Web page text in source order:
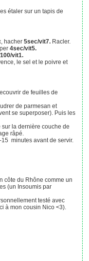
hacher5sec/vit7. Racler.
4sec/vit5.
vit1.
se superposer). Puis les
râpé.
15 minutes avant de servir.
(un Insoumis par
à mon cousin Nico <3).